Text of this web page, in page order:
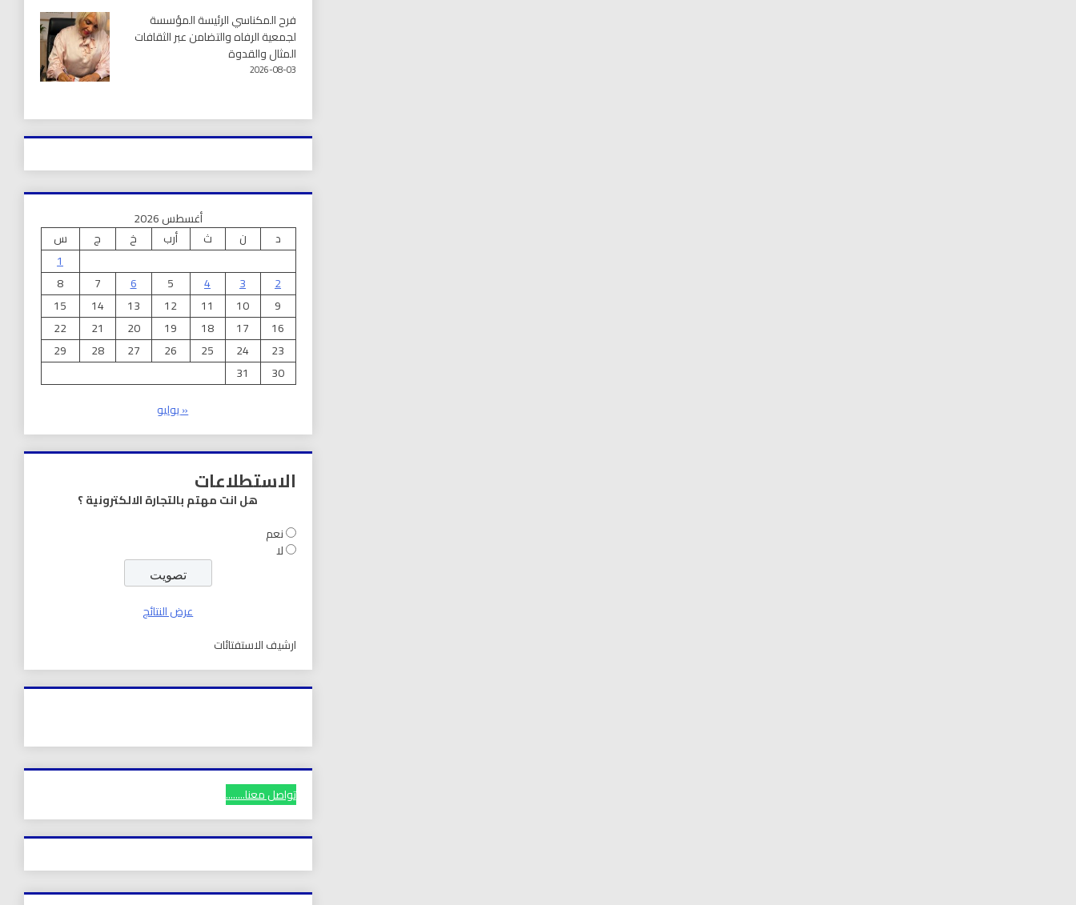
فرح المكناسي الرئيسة المؤسسة
لجمعية الرفاه والتضامن عبر الثقافات
المثال والقدوة
2026-08-03
أغسطس 2026
د
ن ث أرب خ ج
س
1
2
3
4
5
6
7
8
9
10
11
12
13
14
15
16
17
18
19
20
21
22
23
24
25
26
27
28
29
30
31
« يوليو
الاستطلاعات
هل انت مهتم بالتجارة الالكترونية ؟
نعم
لا
عرض النتائج
ارشيف الاستفتائات
تواصل معنا........